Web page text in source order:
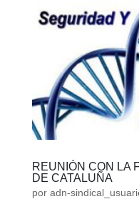
REUNIÓN CON LA
DE CATALUÑA
por adn-
⚖️ Dpto. Jurídico y
🤖 Dudas Rápidas del
📊 Herramienta: Tabla
📄 Herramienta:
✊ Trámite: Afiliarse al